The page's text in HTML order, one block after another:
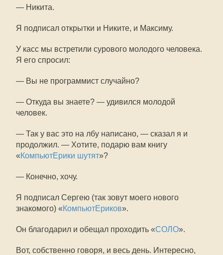
— Никита.
Я подписал открытки и Никите, и Максиму.
У касс мы встретили сурового молодого человека.
Я его спросил:
— Вы не программист случайно?
— Откуда вы знаете? — удивился молодой
человек.
— Так у вас это на лбу написано, — сказал я и
продолжил. — Хотите, подарю вам книгу
«КомпьютЕрики шутят»?
— Конечно, хочу.
Я подписал Сергею (так зовут моего нового
знакомого) «КомпьютЕриков».
Он благодарил и обещал проходить «СОЛО».
Вот, собственно говоря, и весь день. Интересно,